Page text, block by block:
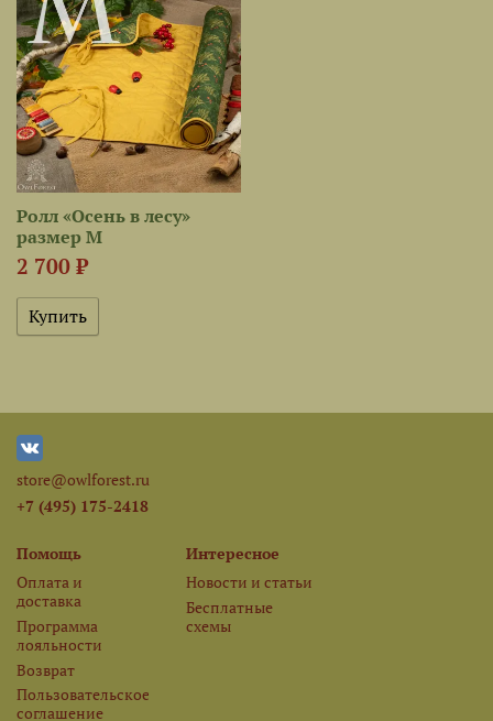
Ролл «Осень в лесу»
размер M
2 700 ₽
store@owlforest.ru
+7 (495) 175-2418
Помощь
Оплата и
доставка
Программа
лояльности
Возврат
Пользовательское
соглашение
Интересное
Новости и статьи
Бесплатные
схемы